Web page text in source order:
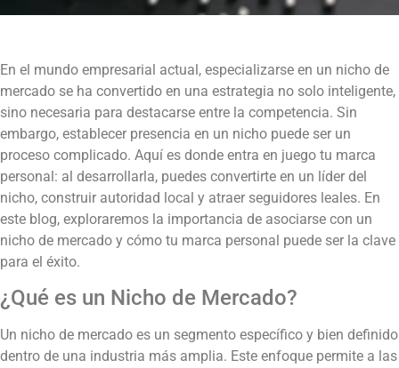
En el mundo empresarial actual, especializarse en un nicho de
mercado se ha convertido en una estrategia no solo inteligente,
sino necesaria para destacarse entre la competencia. Sin
embargo, establecer presencia en un nicho puede ser un
proceso complicado. Aquí es donde entra en juego tu marca
personal: al desarrollarla, puedes convertirte en un líder del
nicho, construir autoridad local y atraer seguidores leales. En
este blog, exploraremos la importancia de asociarse con un
nicho de mercado y cómo tu marca personal puede ser la clave
para el éxito.
¿Qué es un Nicho de Mercado?
Un nicho de mercado es un segmento específico y bien definido
dentro de una industria más amplia. Este enfoque permite a las